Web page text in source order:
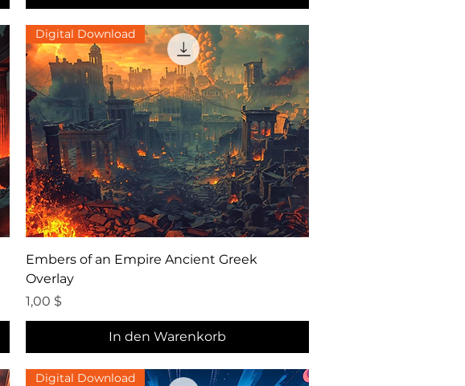
Schnellansicht
Digital Download
Embers of an Empire Ancient Greek
Overlay
Preis
1,00 $
In den Warenkorb
Digital Download